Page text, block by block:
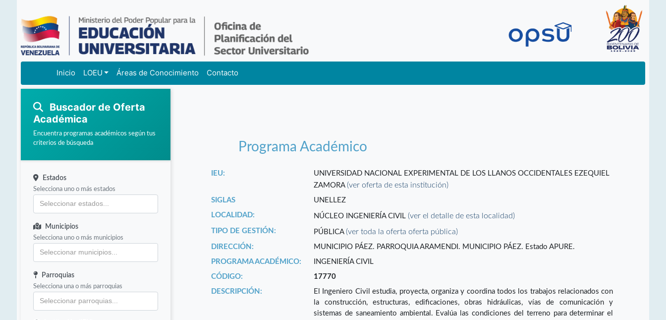
Inicio LOEU Áreas de Conocimiento Contacto
Buscador de Oferta
Académica
Encuentra programas académicos según tus
criterios de búsqueda
Estados
Selecciona uno o más estados
Municipios
Selecciona uno o más municipios
Parroquias
Selecciona una o más parroquias
Programa Académico
IEU:
UNIVERSIDAD NACIONAL EXPERIMENTAL DE LOS LLANOS OCCIDENTALES EZEQUIEL
ZAMORA(ver oferta de esta institución)
SIGLAS
UNELLEZ
LOCALIDAD:
NÚCLEO INGENIERÍA CIVIL(ver el detalle de esta localidad)
TIPO DE GESTIÓN: PÚBLICA(ver toda la oferta oferta pública)
DIRECCIÓN:
MUNICIPIO PÁEZ. PARROQUIA ARAMENDI. MUNICIPIO PÁEZ. Estado APURE.
PROGRAMA ACADÉMICO:
INGENIERÍA CIVIL
CÓDIGO:
17770
DESCRIPCIÓN:
El Ingeniero Civil estudia, proyecta, organiza y coordina todos los trabajos relacionados con
la construcción, estructuras, edificaciones, obras hidráulicas, vías de comunicación y
sistemas de saneamiento ambiental. Evalúa las condiciones del terreno para determinar el